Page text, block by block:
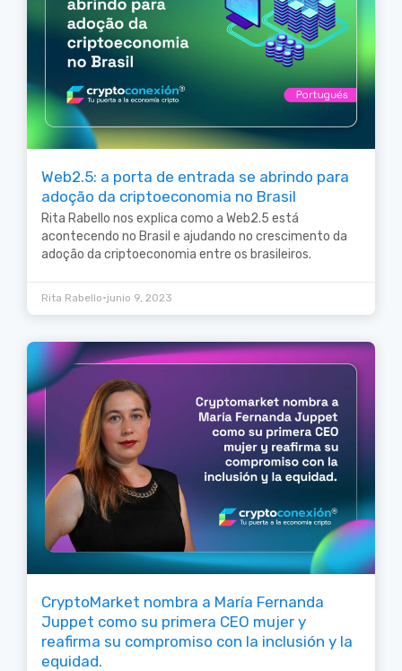
Web2.5: a porta de entrada se abrindo para
adoção da criptoeconomia no Brasil
Rita Rabello nos explica como a Web2.5 está
acontecendo no Brasil e ajudando no crescimento da
adoção da criptoeconomia entre os brasileiros.
Rita Rabello•junio 9, 2023
CryptoMarket nombra a María Fernanda
Juppet como su primera CEO mujer y
reafirma su compromiso con la inclusión y la
equidad.